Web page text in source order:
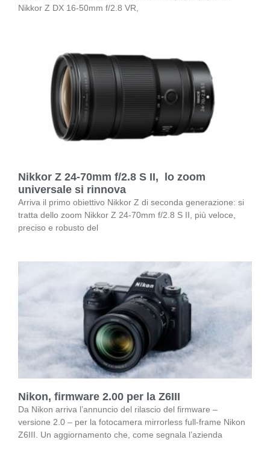
Nikkor Z DX 16-50mm f/2.8 VR,
Nikkor Z 24-70mm f/2.8 S II, lo zoom
universale si rinnova
Arriva il primo obiettivo Nikkor Z di seconda generazione: si
tratta dello zoom Nikkor Z 24-70mm f/2.8 S II, più veloce,
preciso e robusto del
Nikon, firmware 2.00 per la Z6III
Da Nikon arriva l’annuncio del rilascio del firmware –
versione 2.0 – per la fotocamera mirrorless full-frame Nikon
Z6III. Un aggiornamento che, come segnala l’azienda